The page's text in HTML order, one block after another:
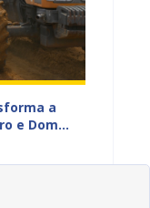
a
e Dom